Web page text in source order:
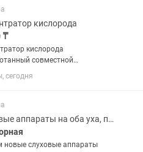
под наши запросы. К самому...
кислорода
₸
кислорода
совместной
и немецкой
для домашнего
быстрая подача кислорода и
производительность....
сегодня
Слуховые аппараты на оба уха, по-во Дания
новые слуховые аппараты